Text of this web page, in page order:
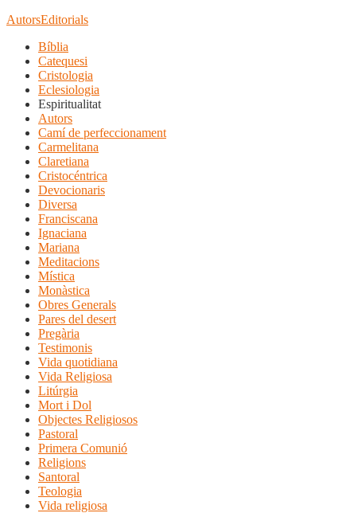
AutorsEditorials
Bíblia
Catequesi
Cristologia
Eclesiologia
Espiritualitat
Autors
Camí de perfeccionament
Carmelitana
Claretiana
Cristocéntrica
Devocionaris
Diversa
Franciscana
Ignaciana
Mariana
Meditacions
Mística
Monàstica
Obres Generals
Pares del desert
Pregària
Testimonis
Vida quotidiana
Vida Religiosa
Litúrgia
Mort i Dol
Objectes Religiosos
Pastoral
Primera Comunió
Religions
Santoral
Teologia
Vida religiosa